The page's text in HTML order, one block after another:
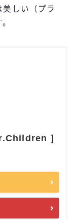
しい（プラ
]